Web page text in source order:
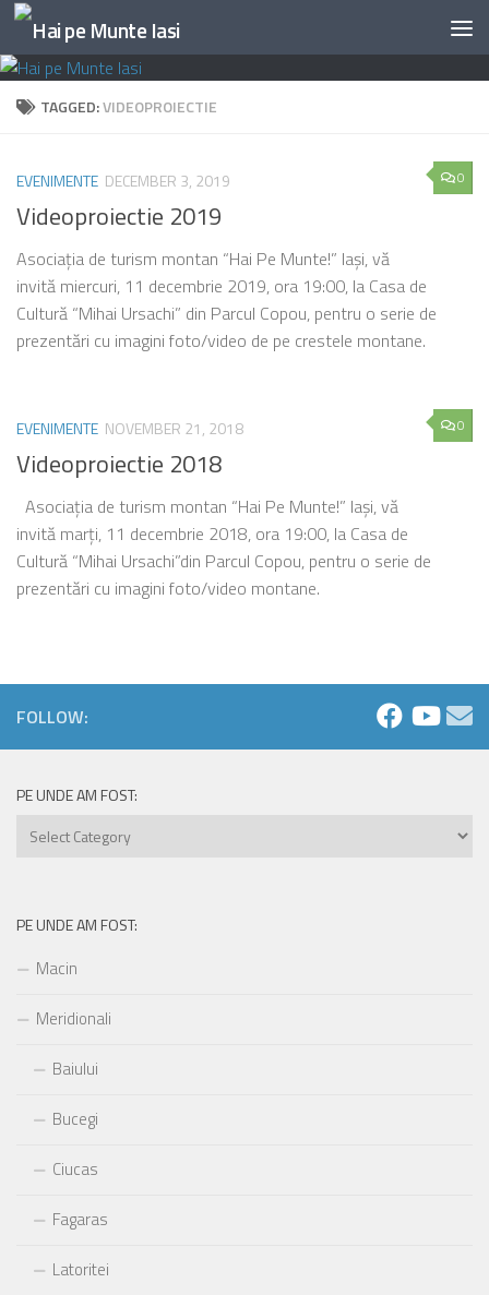
Skip to content
TAGGED:VIDEOPROIECTIE
0
EVENIMENTE DECEMBER 3, 2019
Videoproiectie 2019
Asociația de turism montan “Hai Pe Munte!” Iași, vă
invită miercuri, 11 decembrie 2019, ora 19:00, la Casa de
Cultură “Mihai Ursachi” din Parcul Copou, pentru o serie de
prezentări cu imagini foto/video de pe crestele montane.
0
EVENIMENTE NOVEMBER 21, 2018
Videoproiectie 2018
Asociația de turism montan “Hai Pe Munte!” Iași, vă
invită marți, 11 decembrie 2018, ora 19:00, la Casa de
Cultură “Mihai Ursachi”din Parcul Copou, pentru o serie de
prezentări cu imagini foto/video montane.
FOLLOW:
PE UNDE AM FOST:
Pe
PE UNDE AM FOST:
Macin
Meridionali
Baiului
Bucegi
Ciucas
Fagaras
Latoritei